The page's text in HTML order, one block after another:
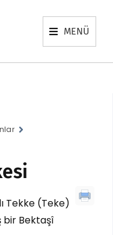
MENÜ
Tekke (Teke)
bir Bektaşî